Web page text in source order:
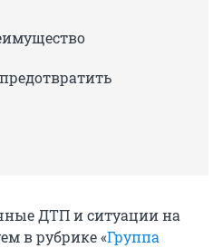
ДТП и ситуации на
в рубрике «Группа